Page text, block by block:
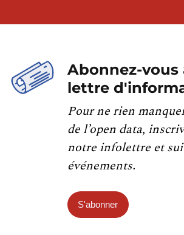
Abonnez-vous
lettre
Pour ne rien
de l’open data,
notre infolettre et
événements.
S'abonner